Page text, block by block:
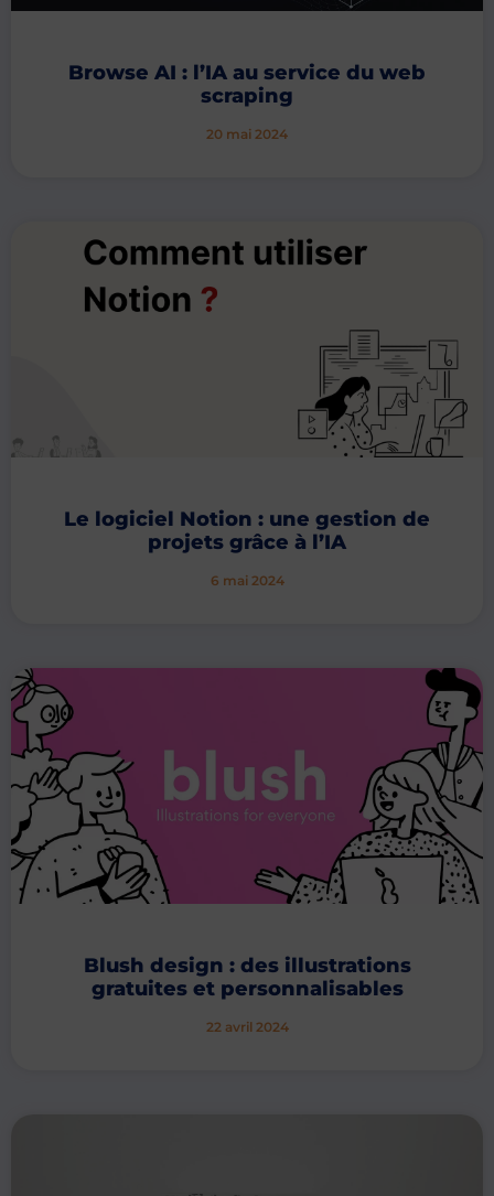
Browse AI : l’IA au service du web
scraping
20 mai 2024
Le logiciel Notion : une gestion de
projets grâce à l’IA
6 mai 2024
Blush design : des illustrations
gratuites et personnalisables
22 avril 2024